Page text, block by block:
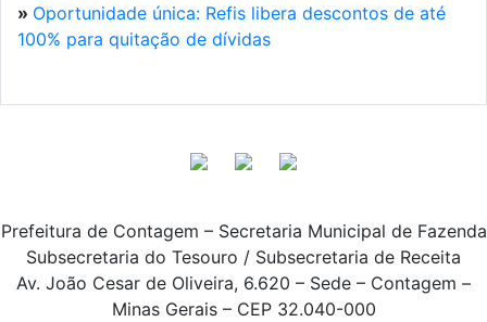
» Oportunidade única: Refis libera descontos de até
100% para quitação de dívidas
Prefeitura de Contagem – Secretaria Municipal de Fazenda
Subsecretaria do Tesouro / Subsecretaria de Receita
Av. João Cesar de Oliveira, 6.620 – Sede – Contagem –
Minas Gerais – CEP 32.040-000